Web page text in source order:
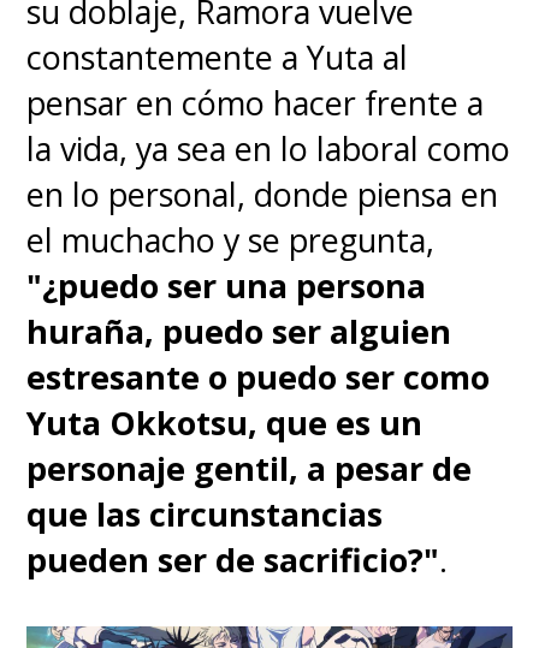
Elizabeth Infante, Chika
Fujiwara, Kaguya-sama: Love Is
War -Ultra Romantic-
Erika Langarica, Marin Kitagawa,
My Dress-Up Darling
Miguel de León, Loid Forger,
SPY x FAMILY
Víctor Hugo Aguilar, Ains Ooal
Gown, Overlord IV
su doblaje, Ramora vuelve
constantemente a Yuta al
pensar en cómo hacer frente a
la vida, ya sea en lo laboral como
en lo personal, donde piensa en
el muchacho y se pregunta,
"¿puedo ser una persona
huraña, puedo ser alguien
estresante o puedo ser como
Yuta Okkotsu, que es un
personaje gentil, a pesar de
que las circunstancias
pueden ser de sacrificio?".